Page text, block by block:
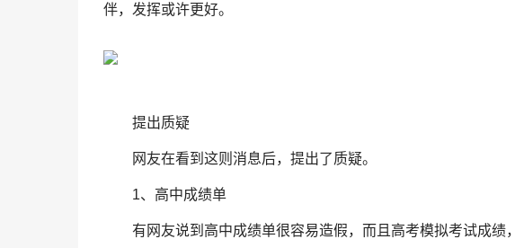
伴，发挥或许更好。
提出质疑
网友在看到这则消息后，提出了质疑。
1、高中成绩单
有网友说到高中成绩单很容易造假，而且高考模拟考试成绩